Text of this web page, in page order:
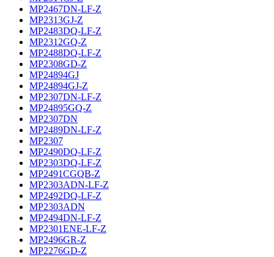
MP2467DN-LF-Z
MP2313GJ-Z
MP2483DQ-LF-Z
MP2312GQ-Z
MP2488DQ-LF-Z
MP2308GD-Z
MP24894GJ
MP24894GJ-Z
MP2307DN-LF-Z
MP24895GQ-Z
MP2307DN
MP2489DN-LF-Z
MP2307
MP2490DQ-LF-Z
MP2303DQ-LF-Z
MP2491CGQB-Z
MP2303ADN-LF-Z
MP2492DQ-LF-Z
MP2303ADN
MP2494DN-LF-Z
MP2301ENE-LF-Z
MP2496GR-Z
MP2276GD-Z